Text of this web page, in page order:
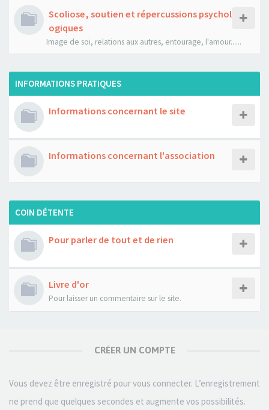
Scoliose, soutien et répercussions psychol
ogiques
Image de soi, relations aux autres, entourage, l'amour......
INFORMATIONS PRATIQUES
Informations concernant le site
Informations concernant l'association
COIN DÉTENTE
Pour parler de tout et de rien
Livre d'or
Pour laisser un commentaire sur le site.
CRÉER UN COMPTE
Vous devez être enregistré pour vous connecter. L’enregistrement
ne prend que quelques secondes et augmente vos possibilités.